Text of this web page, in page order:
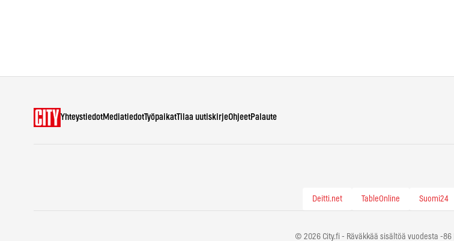
YhteystiedotMediatiedotTyöpaikatTilaa uutiskirjeOhjeetPalaute
Deitti.net TableOnline Suomi24
© 2026 City.fi - Räväkkää sisältöä vuodesta -86 |